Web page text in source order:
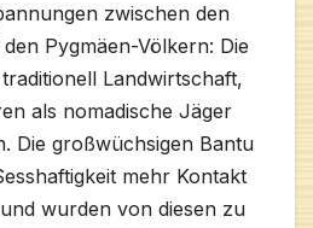
zwischen den
Pygmäen-Völkern: Die
Landwirtschaft,
als nomadische Jäger
Die großwüchsigen Bantu
mehr Kontakt
wurden von diesen zu